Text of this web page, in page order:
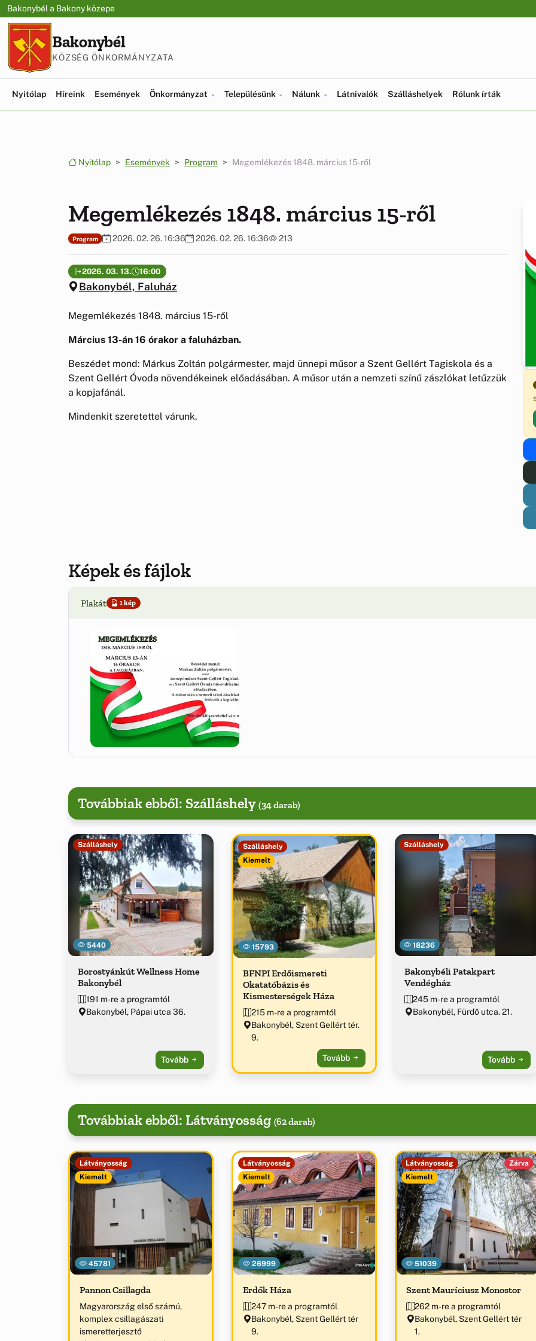
Ugrás a menüre
Ugrás a tartalomra
Bakonybél a Bakony közepe
Bakonybél
KÖZSÉG ÖNKORMÁNYZATA
Nyitólap Híreink Események Önkormányzat Településünk Nálunk Látnivalók Szálláshelyek Rólunk írták
Nyitólap Események Program Megemlékezés 1848. március 15-ről
Megemlékezés 1848. március 15-ről
Program 2026. 02. 26. 16:36 2026. 02. 26. 16:36 213
2026. 03. 13. 16:00
Bakonybél, Faluház
Megemlékezés 1848. március 15-ről
Március 13-án 16 órakor a faluházban.
Beszédet mond: Márkus Zoltán polgármester, majd ünnepi műsor a Szent Gellért Tagiskola és a
Szent Gellért Óvoda növendékeinek előadásában. A műsor után a nemzeti színű zászlókat letűzzük
a kopjafánál.
Mindenkit szeretettel várunk.
Képek és fájlok
Plakát 1 kép
Továbbiak ebből: Szálláshely (34 darab)
5440
Szálláshely
Borostyánkút Wellness Home
Bakonybél
191 m-re a programtól
Bakonybél, Pápai utca 36.
Tovább
15793
Szálláshely
Kiemelt
BFNPI Erdőismereti
Okatatóbázis és
Kismesterségek Háza
215 m-re a programtól
Bakonybél, Szent Gellért tér.
9.
Tovább
18236
Szálláshely
Bakonybéli Patakpart
Vendégház
245 m-re a programtól
Bakonybél, Fürdő utca. 21.
Tovább
Továbbiak ebből: Látványosság (62 darab)
45781
Látványosság
Kiemelt
Pannon Csillagda
Magyarország első számú,
komplex csillagászati
ismeretterjesztő
26999
Látványosság
Kiemelt
Erdők Háza
247 m-re a programtól
Bakonybél, Szent Gellért tér
9.
51039
Látványosság
Kiemelt
Zárva
Szent Mauríciusz Monostor
262 m-re a programtól
Bakonybél, Szent Gellért tér
1.